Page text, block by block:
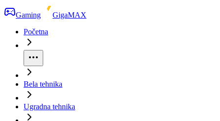
Gaming
GigaMAX
Početna
Bela tehnika
Ugradna tehnika